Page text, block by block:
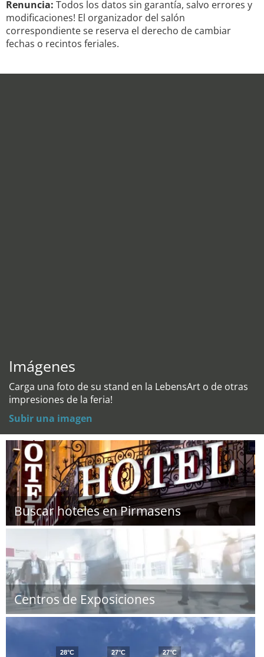
Renuncia: Todos los datos sin garantía, salvo errores y
modificaciones! El organizador del salón
correspondiente se reserva el derecho de cambiar
fechas o recintos feriales.
Imágenes
Carga una foto de su stand en la LebensArt o de otras
impresiones de la feria!
Subir una imagen
Buscar hoteles en Pirmasens
Centros de Exposiciones
28°C
27°C
27°C